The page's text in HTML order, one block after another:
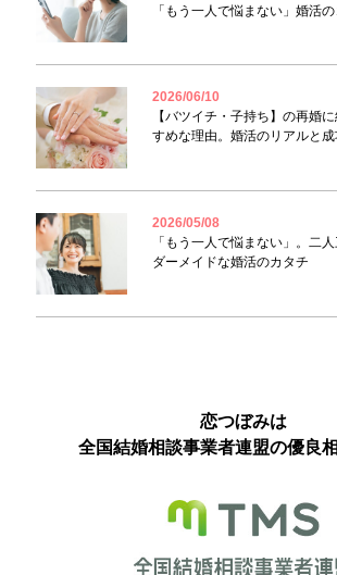
「もう一人で悩まない」婚活
2026/06/10
【バツイチ・子持ち】の再婚
すめな理由。婚活のリアルと
2026/05/08
「もう一人で悩まない」。二
ダーメイドな婚活のカタチ
恋つぼみは
全国結婚相談事業者連盟の優良